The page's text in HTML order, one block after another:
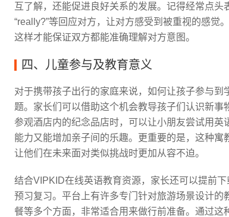
互了解，还能促进良好关系的发展。记得经常点头
“really?”等回应对方，让对方感受到被重视的感觉
这样才能保证双方都能准确理解对方意图。
四、儿童参与及教育意义
对于携带孩子出行的家庭来说，如何让孩子参与到
题。家长们可以借助这个机会教导孩子们认识新事
参观酒店内的纪念品店时，可以让小朋友尝试用英
能力又能增加亲子间的乐趣。更重要的是，这种寓
让他们在未来面对类似挑战时更加从容不迫。
结合VIPKID在线英语教育资源，家长还可以提前
预习复习。平台上有许多专门针对旅游场景设计的
餐等多个方面，非常适合用来做行前准备。通过